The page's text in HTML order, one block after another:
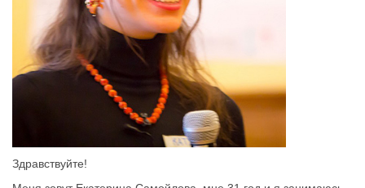
Здравствуйте!